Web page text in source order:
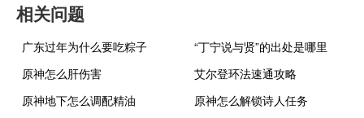
相关问题
广东过年为什么要吃粽子
“丁宁说与贤”的出处是哪里
原神怎么肝伤害
艾尔登环法速通攻略
原神地下怎么调配精油
原神怎么解锁诗人任务